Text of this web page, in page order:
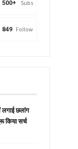
500+ Subs
849 Follow
लगाई छलांग
सर्च